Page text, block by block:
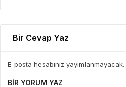
Bir Cevap Yaz
E-posta hesabınız
BIR YORUM YAZ